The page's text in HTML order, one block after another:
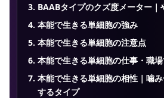
BAABタイプのクズ度メーター｜
本能で生きる単細胞の強み
本能で生きる単細胞の注意点
本能で生きる単細胞の仕事・職
本能で生きる単細胞の相性｜噛
するタイプ